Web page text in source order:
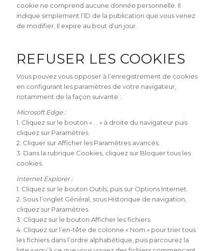
cookie ne comprend aucune donnée personnelle. Il
indique simplement l’ID de la publication que vous venez
de modifier. Il expire au bout d’un jour.
REFUSER LES COOKIES
Vous pouvez vous opposer à l’enregistrement de cookies
en configurant les paramètres de votre navigateur,
notamment de la façon suivante :
Microsoft Edge :
1. Cliquez sur le bouton « … » à droite du navigateur puis
cliquez sur Paramètres.
2. Cliquer sur Afficher les Paramètres avancés.
3. Dans la rubrique Cookies, cliquez sur Bloquer tous les
cookies.
Internet Explorer :
1. Cliquez sur le bouton Outils, puis sur Options Internet.
2. Sous l’onglet Général, sous Historique de navigation,
cliquez sur Paramètres.
3. Cliquez sur le bouton Afficher les fichiers.
4. Cliquez sur l’en-tête de colonne « Nom » pour trier tous
les fichiers dans l’ordre alphabétique, puis parcourez la